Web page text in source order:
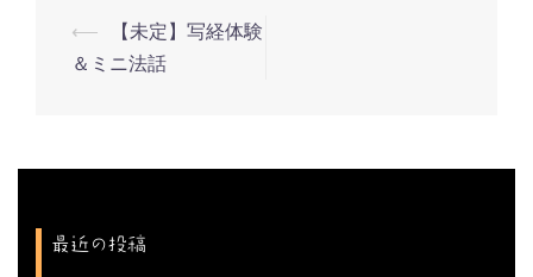
投
稿
シ
⟵
【未定】写経体験
＆ミニ法話
最近の投稿